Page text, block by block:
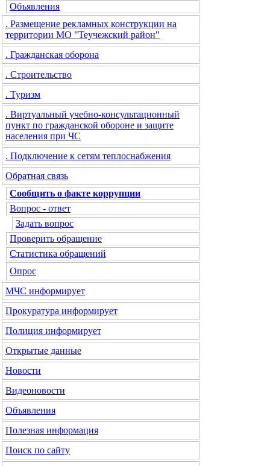
Объявления
. Размещение рекламных конструкции на
территории МО "Теучежский район"
. Гражданская оборона
. Строительство
. Туризм
. Виртуальный учебно-консультационный
пункт по гражданской обороне и защите
населения при ЧС
. Подключение к сетям теплоснабжения
Обратная связь
Сообщить о факте коррупции
Вопрос - ответ
Задать вопрос
Проверить обращение
Статистика обращений
Опрос
МЧС информирует
Прокуратура информирует
Полиция информирует
Открытые данные
Новости
Видеоновости
Объявления
Полезная информация
Поиск по сайту